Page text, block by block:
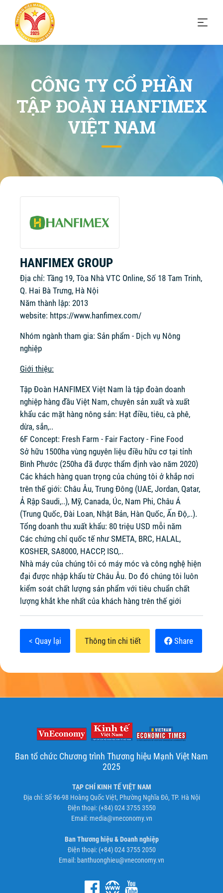
CÔNG TY CỔ PHẦN
TẬP ĐOÀN HANFIMEX
VIỆT NAM
HANFIMEX GROUP
Địa chỉ: Tầng 19, Tòa Nhà VTC Online, Số 18 Tam Trinh,
Q. Hai Bà Trưng, Hà Nội
Năm thành lập: 2013
website: https://www.hanfimex.com/
Nhóm ngành tham gia: Sản phẩm - Dịch vụ Nông
nghiệp
Giới thiệu:
Tập Đoàn HANFIMEX Việt Nam là tập đoàn doanh
nghiệp hàng đầu Việt Nam, chuyên sản xuất và xuất
khẩu các mặt hàng nông sản: Hạt điều, tiêu, cà phê,
dừa, sắn,..
6F Concept: Fresh Farm - Fair Factory - Fine Food
Sở hữu 1500ha vùng nguyên liệu điều hữu cơ tại tỉnh
Bình Phước (250ha đã được thẩm định vào năm 2020)
Các khách hàng quan trọng của chúng tôi ở khắp nơi
trên thế giới: Châu Âu, Trung Đông (UAE, Jordan, Qatar,
Ả Rập Saudi,..), Mỹ, Canada, Úc, Nam Phi, Châu Á
(Trung Quốc, Đài Loan, Nhật Bản, Hàn Quốc, Ấn Độ,..).
Tổng doanh thu xuất khẩu: 80 triệu USD mỗi năm
Các chứng chỉ quốc tế như SMETA, BRC, HALAL,
KOSHER, SA8000, HACCP, ISO,..
Nhà máy của chúng tôi có máy móc và công nghệ hiện
đại được nhập khẩu từ Châu Âu. Do đó chúng tôi luôn
kiểm soát chất lượng sản phẩm với tiêu chuẩn chất
lượng khắt khe nhất của khách hàng trên thế giới
< Quay lại Thông tin chi tiết Share
Ban tổ chức Chương trình Thương hiệu Mạnh Việt Nam
2025
TẠP CHÍ KINH TẾ VIỆT NAM
Địa chỉ: Số 96-98 Hoàng Quốc Việt, Phường Nghĩa Đô, TP. Hà Nội
Điện thoại: (+84) 024 3755 3550
Email: media@vneconomy.vn
Ban Thương hiệu & Doanh nghiệp
Điện thoại: (+84) 024 3755 2050
Email: banthuonghieu@vneconomy.vn